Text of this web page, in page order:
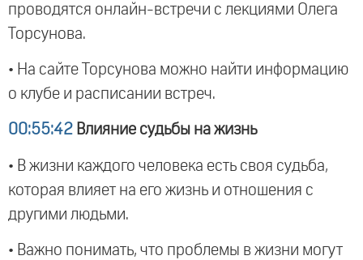
проводятся онлайн-встречи с лекциями Олега
Торсунова.
• На сайте Торсунова можно найти информацию
о клубе и расписании встреч.
00:55:42 Влияние судьбы на жизнь
• В жизни каждого человека есть своя судьба,
которая влияет на его жизнь и отношения с
другими людьми.
• Важно понимать, что проблемы в жизни могут